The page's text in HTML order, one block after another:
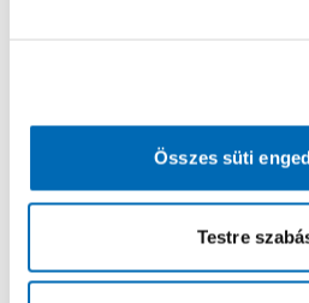
Összes süti
Testre